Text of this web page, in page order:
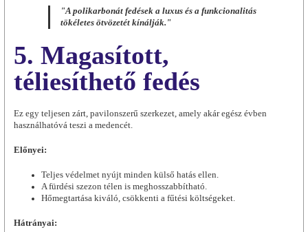
"A polikarbonát fedések a luxus és a funkcionalitás
tökéletes ötvözetét kínálják."
5. Magasított,
téliesíthető fedés
Ez egy teljesen zárt, pavilonszerű szerkezet, amely akár egész évben
használhatóvá teszi a medencét.
Előnyei:
Teljes védelmet nyújt minden külső hatás ellen.
A fürdési szezon télen is meghosszabbítható.
Hőmegtartása kiváló, csökkenti a fűtési költségeket.
Hátrányai: